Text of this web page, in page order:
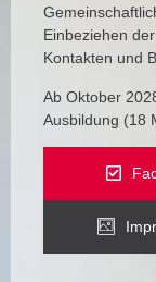
Einbeziehen
Kontakten und
Ab Oktober
Ausbildung (18